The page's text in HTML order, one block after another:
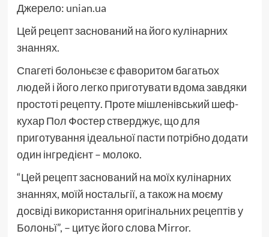
Джерело: unian.ua
Цей рецепт заснований на його кулінарних
знаннях.
Спагеті болоньєзе є фаворитом багатьох
людей і його легко приготувати вдома завдяки
простоті рецепту. Проте мішленівський шеф-
кухар Пол Фостер стверджує, що для
приготування ідеальної пасти потрібно додати
один інгредієнт – молоко.
“Цей рецепт заснований на моїх кулінарних
знаннях, моїй ностальгії, а також на моєму
досвіді використання оригінальних рецептів у
Болоньї”, – цитує його слова Mirror.